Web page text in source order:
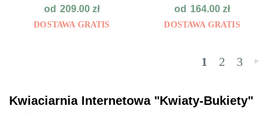
od 209.00 zł
DOSTAWA GRATIS
od 164.00zł
DOSTAWA GRATIS
1 2 3 »
Kwiaciarnia Internetowa "Kwiaty-Bukiety"